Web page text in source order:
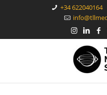
+34 622040164